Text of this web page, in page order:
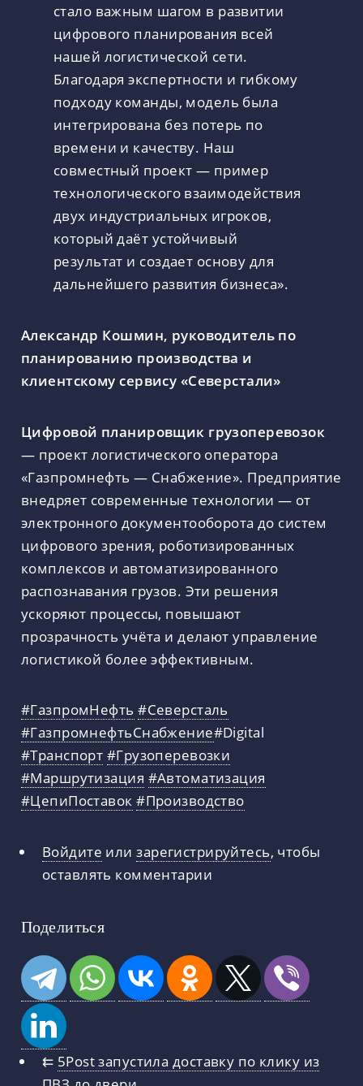
стало важным шагом в развитии
цифрового планирования всей
нашей логистической сети.
Благодаря экспертности и гибкому
подходу команды, модель была
интегрирована без потерь по
времени и качеству. Наш
совместный проект — пример
технологического взаимодействия
двух индустриальных игроков,
который даёт устойчивый
результат и создает основу для
дальнейшего развития бизнеса».
Александр Кошмин, руководитель по
планированию производства и
клиентскому сервису «Северстали»
Цифровой планировщик грузоперевозок
— проект логистического оператора
«Газпромнефть — Снабжение». Предприятие
внедряет современные технологии — от
электронного документооборота до систем
цифрового зрения, роботизированных
комплексов и автоматизированного
распознавания грузов. Эти решения
ускоряют процессы, повышают
прозрачность учёта и делают управление
логистикой более эффективным.
#ГазпромНефть #Северсталь
#ГазпромнефтьСнабжение#Digital
#Транспорт #Грузоперевозки
#Маршрутизация #Автоматизация
#ЦепиПоставок #Производство
Войдите илизарегистрируйтесь, чтобы
оставлять комментарии
Поделиться
⇇ 5Post запустила доставку по клику из